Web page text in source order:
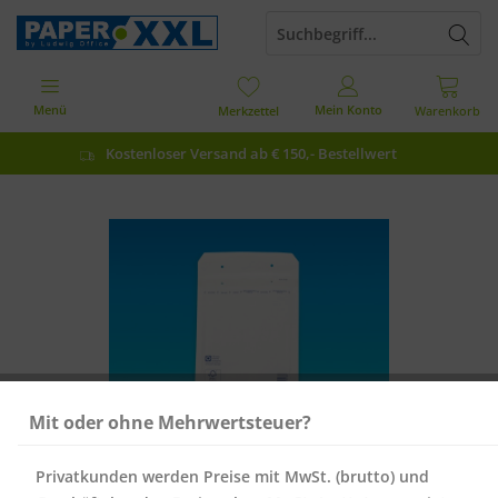
Kostenloser Versand ab € 150,- Bestellwert
Warenkorb
Merkzettel Mein Konto
Menü
Mit oder ohne Mehrwertsteuer?
Privatkunden werden Preise mit MwSt. (brutto) und